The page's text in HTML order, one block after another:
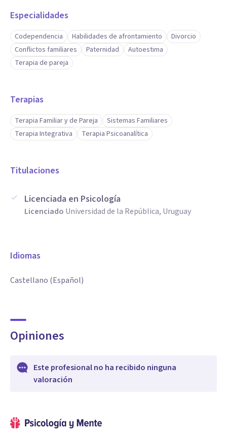
Especialidades
Codependencia Habilidades de afrontamiento
Divorcio
Conflictos familiares
Paternidad
Autoestima
Terapia de pareja
Terapias
Terapia Familiar y de Pareja
Sistemas Familiares
Terapia Integrativa
Terapia Psicoanalítica
Titulaciones
Licenciada en Psicología
Licenciado Universidad de la República, Uruguay
Idiomas
Castellano (Español)
Opiniones
Este profesional no ha recibido ninguna
valoración